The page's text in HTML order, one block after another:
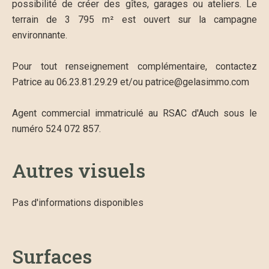
possibilité de créer des gîtes, garages ou ateliers. Le
terrain de 3 795 m² est ouvert sur la campagne
environnante.
Pour tout renseignement complémentaire, contactez
Patrice au 06.23.81.29.29 et/ou patrice@gelasimmo.com
Agent commercial immatriculé au RSAC d'Auch sous le
numéro 524 072 857.
Autres visuels
Pas d'informations disponibles
Surfaces